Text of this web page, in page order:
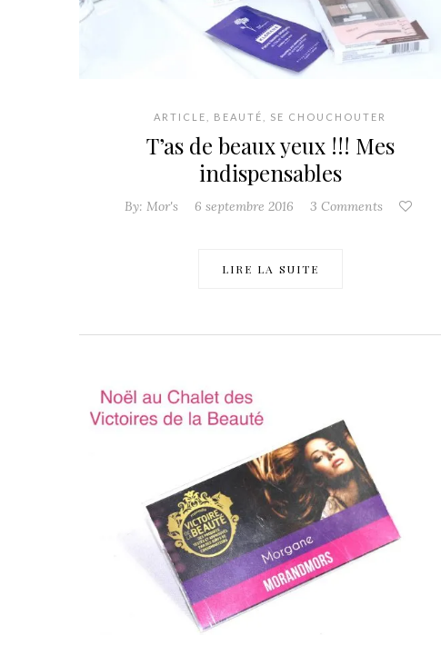
ARTICLE BEAUTÉ SE CHOUCHOUTER
T’as de beaux yeux !!! Mes
indispensables
By: Mor's 6 septembre 2016 3 Comments
LIRE LA SUITE